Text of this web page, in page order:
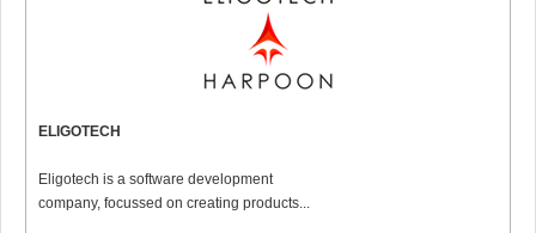
ELIGOTECH
Eligotech is a software development
company, focussed on creating products...